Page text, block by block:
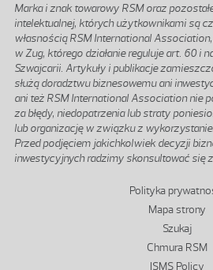
Marka i znak towarowy RSM oraz
intelektualnej, których użytkownikami są
własnością RSM International
w Zug, którego działanie reguluje art. 60 i
Szwajcarii. Artykuły i publikacje
służą doradztwu biznesowemu ani
ani też RSM International Association nie
za błędy, niedopatrzenia lub straty
lub organizację w związku z
Przed podjęciem jakichkolwiek decyzji
inwestycyjnych radzimy skonsultować się
Polityka
Mapa strony
Szukaj
Chmura RSM
ISMS Policy